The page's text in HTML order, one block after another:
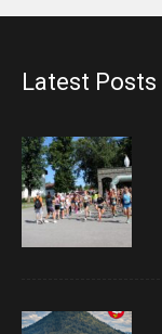
Latest Posts